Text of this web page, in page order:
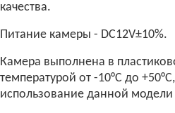
качества.
Питание камеры - DC12V±10%.
Камера выполнена в
температурой от -10°С до
использование данной